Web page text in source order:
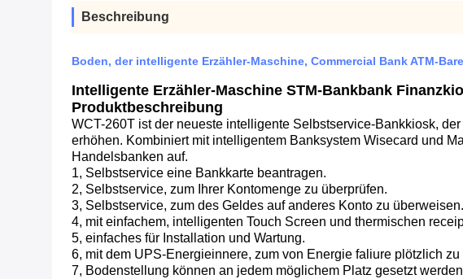
Beschreibung
Boden, der intelligente Erzähler-Maschine, Commercial Bank ATM-
Intelligente Erzähler-Maschine STM-Bankbank
Produktbeschreibung
WCT-260T ist der neueste intelligente Selbstservice-Bankkiosk,
erhöhen. Kombiniert mit intelligentem Banksystem Wisecard und
Handelsbanken auf.
1, Selbstservice eine Bankkarte beantragen.
2, Selbstservice, zum Ihrer Kontomenge zu überprüfen.
3, Selbstservice, zum des Geldes auf anderes Konto zu überweisen.
4, mit einfachem, intelligenten Touch Screen und thermischen
5, einfaches für Installation und Wartung.
6, mit dem UPS-Energieinnere, zum von Energie faliure plötzlich zu
7, Bodenstellung können an jedem möglichem Platz gesetzt